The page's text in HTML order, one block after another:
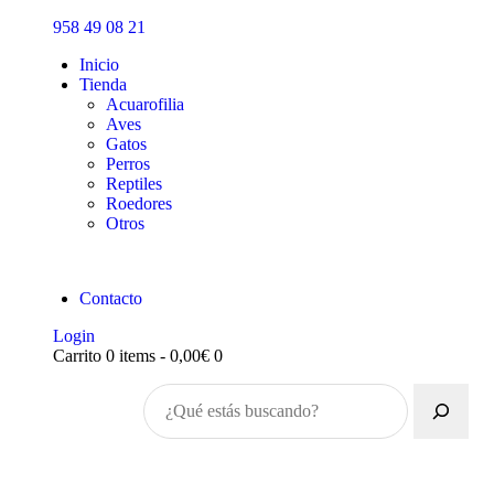
958 49 08 21
Inicio
Tienda
Acuarofilia
Aves
Gatos
Perros
Reptiles
Roedores
Otros
Contacto
Login
Carrito 0 items - 0,00€ 0
Inicio